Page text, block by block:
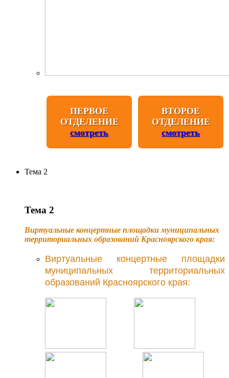
ПЕРВОЕ
ОТДЕЛЕНИЕ
смотреть
ВТОРОЕ
ОТДЕЛЕНИЕ
смотреть
Тема 2
Тема 2
Виртуальные концертные площадки муниципальных
территориальных образований Красноярского края:
Виртуальные концертные площадки
муниципальных территориальных
образований Красноярского края: